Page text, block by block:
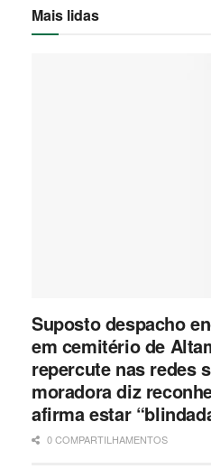
Mais lidas
Suposto despacho
em cemitério de
repercute nas redes
moradora diz
afirma estar
0 COMPARTILHAMENTOS